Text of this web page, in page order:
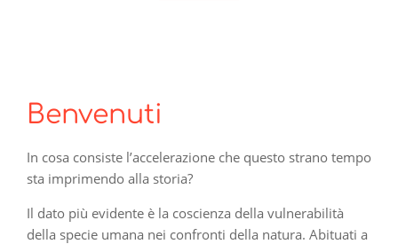
Benvenuti
In cosa consiste l’accelerazione che questo strano tempo
sta imprimendo alla storia?
Il dato più evidente è la coscienza della vulnerabilità
della specie umana nei confronti della natura. Abituati a